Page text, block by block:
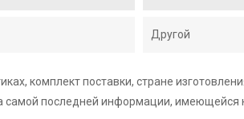
Другой
комплект поставки, стране
самой последней информации, имеющейся